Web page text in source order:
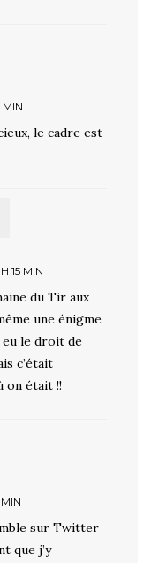
MIN
le cadre est
15 MIN
du Tir aux
une énigme
eu le droit de
c’était
on était !!
sur Twitter
que j’y